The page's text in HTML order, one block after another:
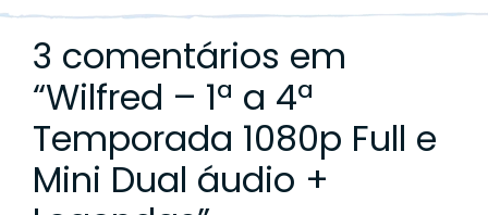
3 comentários em
“Wilfred – 1ª a 4ª
Temporada 1080p Full e
Mini Dual áudio +